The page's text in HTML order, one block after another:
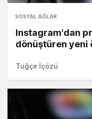
SOSYAL AĞLAR
Instagram'dan
dönüştüren yeni
Tuğçe İçözü